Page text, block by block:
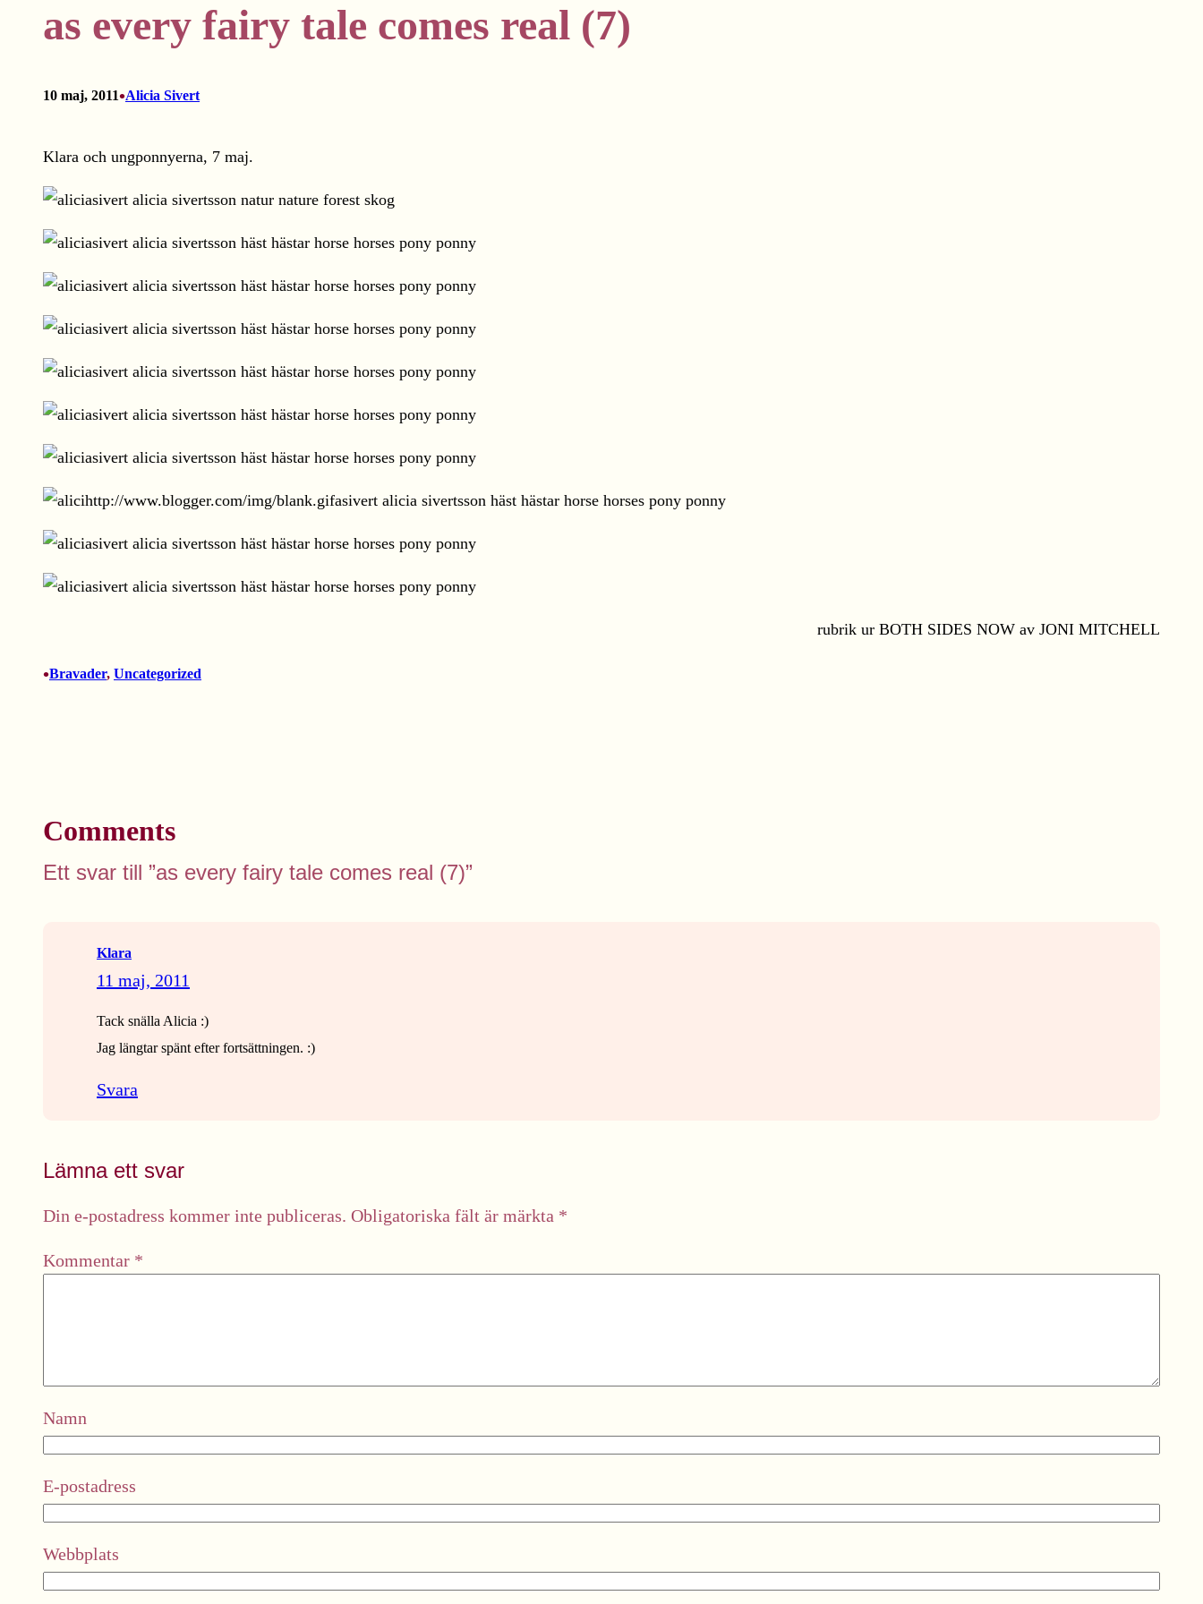
as every fairy tale comes real (7)
10 maj, 2011•Alicia Sivert
Klara och ungponnyerna, 7 maj.
rubrik ur BOTH SIDES NOW av JONI MITCHELL
•Bravader, Uncategorized
Comments
Ett svar till ”as every fairy tale comes real (7)”
Klara
11 maj, 2011
Tack snälla Alicia :)
Jag längtar spänt efter fortsättningen. :)
Svara
Lämna ett svar
Din e-postadress kommer inte publiceras. Obligatoriska fält är märkta *
Kommentar *
Namn
E-postadress
Webbplats